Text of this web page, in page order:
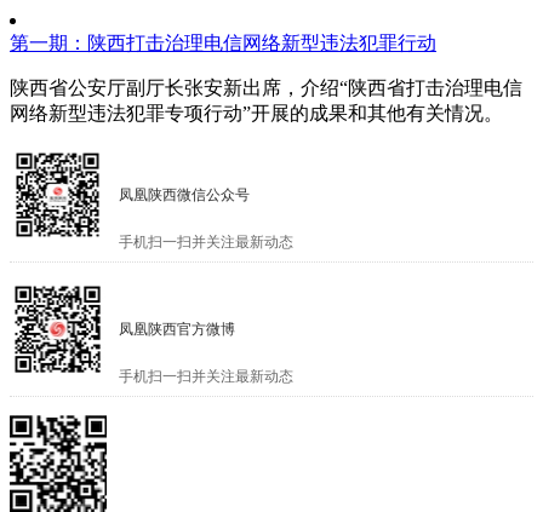
第一期：陕西打击治理电信网络新型违法犯罪行动
陕西省公安厅副厅长张安新出席，介绍“陕西省打击治理电信
网络新型违法犯罪专项行动”开展的成果和其他有关情况。
凤凰陕西微信公众号
手机扫一扫并关注最新动态
凤凰陕西官方微博
手机扫一扫并关注最新动态